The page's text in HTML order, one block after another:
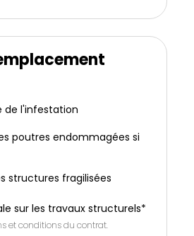
de l'infestation
poutres endommagées si
structures fragilisées
sur les travaux structurels*
et conditions du contrat.